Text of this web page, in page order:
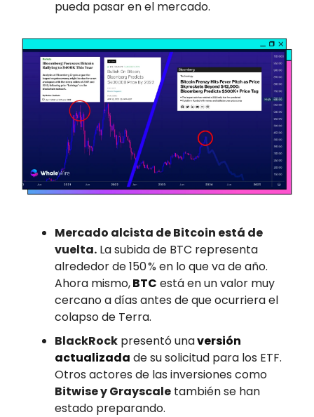
pueda pasar en el mercado.
Mercado alcista de Bitcoin está de
vuelta. La subida de BTC representa
alrededor de 150 % en lo que va de año.
Ahora mismo,BTC está en un valor muy
cercano a días antes de que ocurriera el
colapso de Terra.
BlackRock presentó unaversión
actualizada de su solicitud para los ETF.
Otros actores de las inversiones como
Bitwise y Grayscale también se han
estado preparando.